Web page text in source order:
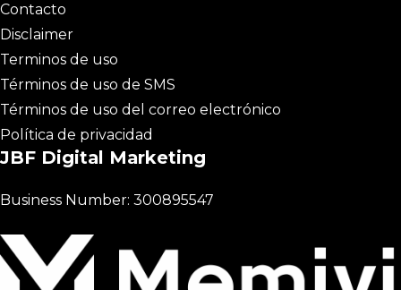
Contacto
Disclaimer
Terminos de uso
Términos de uso de SMS
Términos de uso del correo electrónico
Política de privacidad
JBF Digital Marketing
Business Number: 300895547